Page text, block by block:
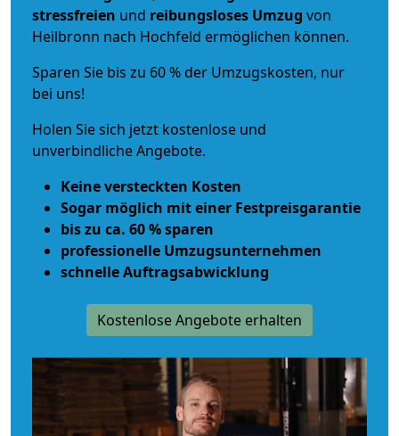
stressfreien und reibungsloses Umzug von
Heilbronn nach Hochfeld ermöglichen können.
Sparen Sie bis zu 60 % der Umzugskosten, nur
bei uns!
Holen Sie sich jetzt kostenlose und
unverbindliche Angebote.
Keine versteckten Kosten
Sogar möglich mit einer Festpreisgarantie
bis zu ca. 60 % sparen
professionelle Umzugsunternehmen
schnelle Auftragsabwicklung
Kostenlose Angebote erhalten